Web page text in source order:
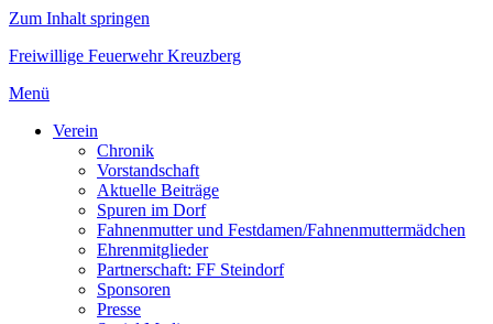
Zum Inhalt springen
Freiwillige Feuerwehr Kreuzberg
Menü
Verein
Chronik
Vorstandschaft
Aktuelle Beiträge
Spuren im Dorf
Fahnenmutter und Festdamen/Fahnenmuttermädchen
Ehrenmitglieder
Partnerschaft: FF Steindorf
Sponsoren
Presse